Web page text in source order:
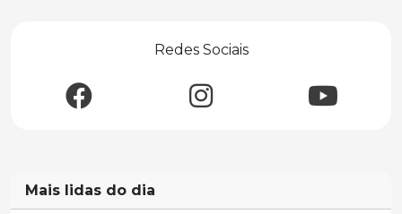
Redes Sociais
Mais lidas do dia